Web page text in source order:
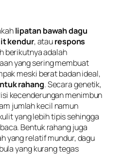
lipatan bawah dagu
kendur, ataurespons
berikutnya adalah
yang sering membuat
meski berat badan ideal,
rahang. Secara genetik,
kecenderungan menimbun
jumlah kecil namun
yang lebih tipis sehingga
Bentuk rahang juga
yang relatif mundur, dagu
yang kurang tegas